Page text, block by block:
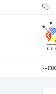
.
--